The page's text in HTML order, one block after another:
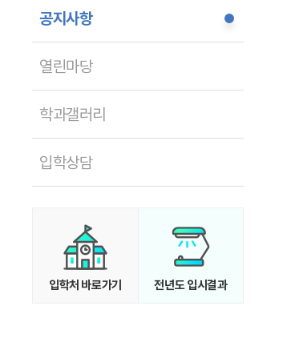
공지사항
열린마당
학과갤러리
입학상담
입학처 바로가기 전년도 입시결과